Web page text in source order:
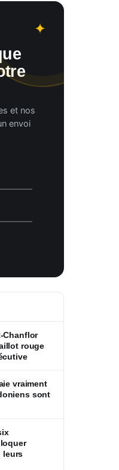
et nos
envoi
Chanflor
rouge
vraiment
sont
leurs